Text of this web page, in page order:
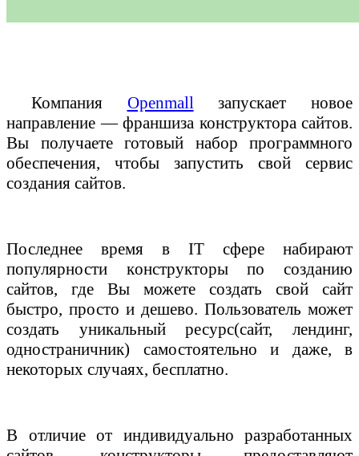
Компания Openmallзапускает новое
направление — франшиза конструктора сайтов.
Вы получаете готовый набор программного
обеспечения, чтобы запустить свой сервис
создания сайтов.
Последнее время в IT сфере набирают
популярности конструкторы по созданию
сайтов, где Вы можете создать свой сайт
быстро, просто и дешево. Пользователь может
создать уникальный ресурс(сайт, лендинг,
одностраничник) самостоятельно и даже, в
некоторых случаях, бесплатно.
В отличие от индивидуально разработанных